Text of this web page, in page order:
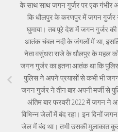
के साथ साथ जगन गुर्जर पर एक गंभीर
कि धौलपुर के करणपुर में जगन गुर्जर
घुमाया। तब पूरे देश में जगन गुर्जर
आतंक चंबल नदी के जंगलों में था,
नेता वसुंधरा राजे के धौलपुर के महल
जगन गुर्जर का इतना आतंक था कि
पुलिस ने अपने प्रयासों से कभी भी जगन
जगन गुर्जर ने तीन बार अपनी मर्जी से
अंतिम बार फरवरी 2022 में जगन ने
विभिन्न जेलों में बंद रहा। इन दिनों
जेल में बंद था। तभी उसकी मुलाकात